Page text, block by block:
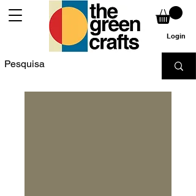
Login